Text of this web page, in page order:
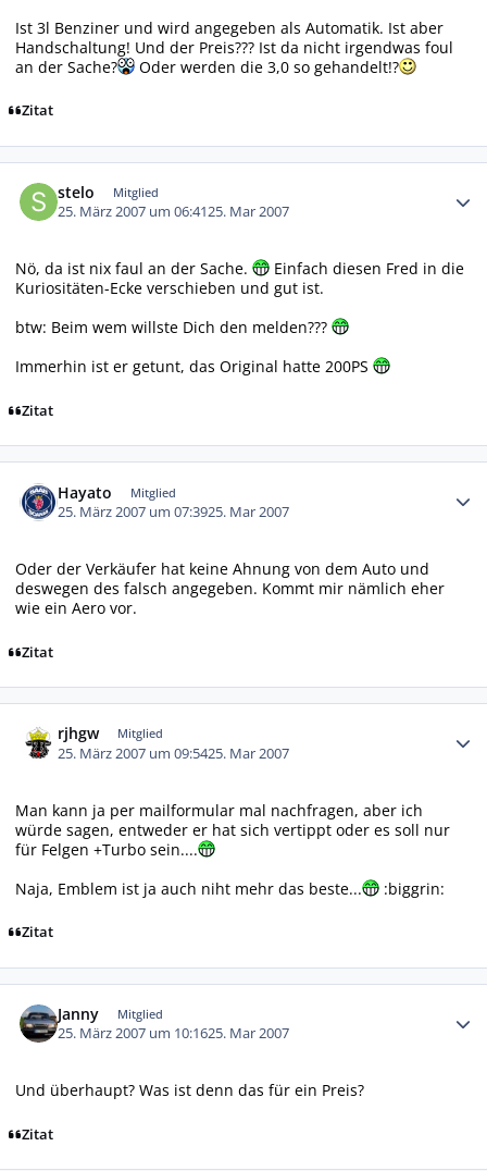
Ist 3l Benziner und wird angegeben als Automatik. Ist aber
Handschaltung! Und der Preis??? Ist da nicht irgendwas foul
an der Sache?
Oder werden die 3,0 so gehandelt!?
Zitat
stelo Mitglied
25. März 2007 um 06:4125. Mar 2007
Nö, da ist nix faul an der Sache.
Einfach diesen Fred in die
Kuriositäten-Ecke verschieben und gut ist.
btw: Beim wem willste Dich den melden???
Immerhin ist er getunt, das Original hatte 200PS
Zitat
Hayato Mitglied
25. März 2007 um 07:3925. Mar 2007
Oder der Verkäufer hat keine Ahnung von dem Auto und
deswegen des falsch angegeben. Kommt mir nämlich eher
wie ein Aero vor.
Zitat
rjhgw Mitglied
25. März 2007 um 09:5425. Mar 2007
Man kann ja per mailformular mal nachfragen, aber ich
würde sagen, entweder er hat sich vertippt oder es soll nur
für Felgen +Turbo sein....
Naja, Emblem ist ja auch niht mehr das beste...
:biggrin:
Zitat
Janny Mitglied
25. März 2007 um 10:1625. Mar 2007
Und überhaupt? Was ist denn das für ein Preis?
Zitat